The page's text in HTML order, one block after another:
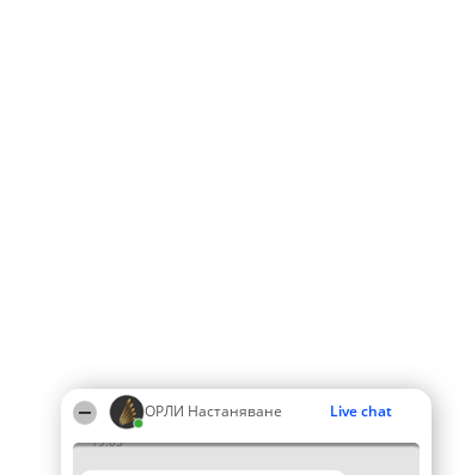
ОРЛИ Настаняване Live chat
19:03